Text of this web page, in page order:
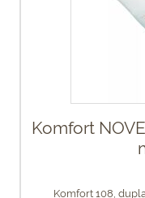
Komfort
Komfort 108,